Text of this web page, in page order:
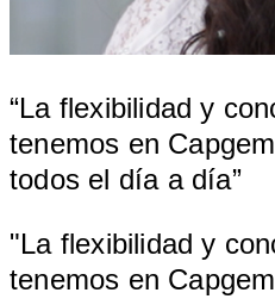
“La flexibilidad y
tenemos en
todos el día a día”
"La flexibilidad y
tenemos en